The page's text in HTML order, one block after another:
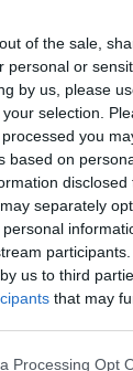
of the sale,
personal or
by us, please
selection.
you
based on
separately
us to third
that may
Processing Opt
del kaken i